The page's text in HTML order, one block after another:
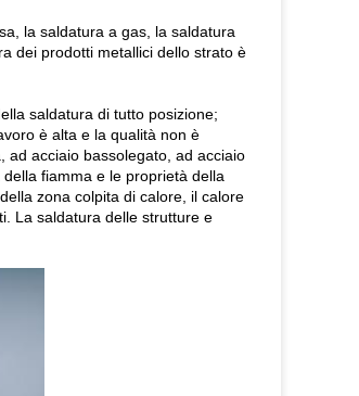
la saldatura a gas, la saldatura
dei prodotti metallici dello strato è
saldatura di tutto posizione;
è alta e la qualità non è
ad acciaio bassolegato, ad acciaio
fiamma e le proprietà della
zona colpita di calore, il calore
La saldatura delle strutture e